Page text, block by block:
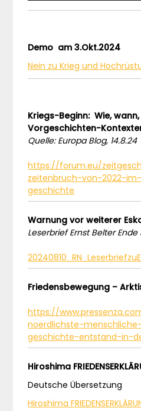
Demo am 3.Okt.2024
Nein zu Krieg und
Kriegs-Beginn: Wie,
Vorgeschichten-
Quelle: Europa Blog, 14.8.24
https://forum.eu/
zeitenbruch-von-2022-
geschichte
Warnung vor weiterer
Leserbrief Ernst Belter Ende
Friedensbewegung –
https://
noerdlichste-
geschichte-entstand-in-
Hiroshima
Deutsche Übersetzung
Hiroshima